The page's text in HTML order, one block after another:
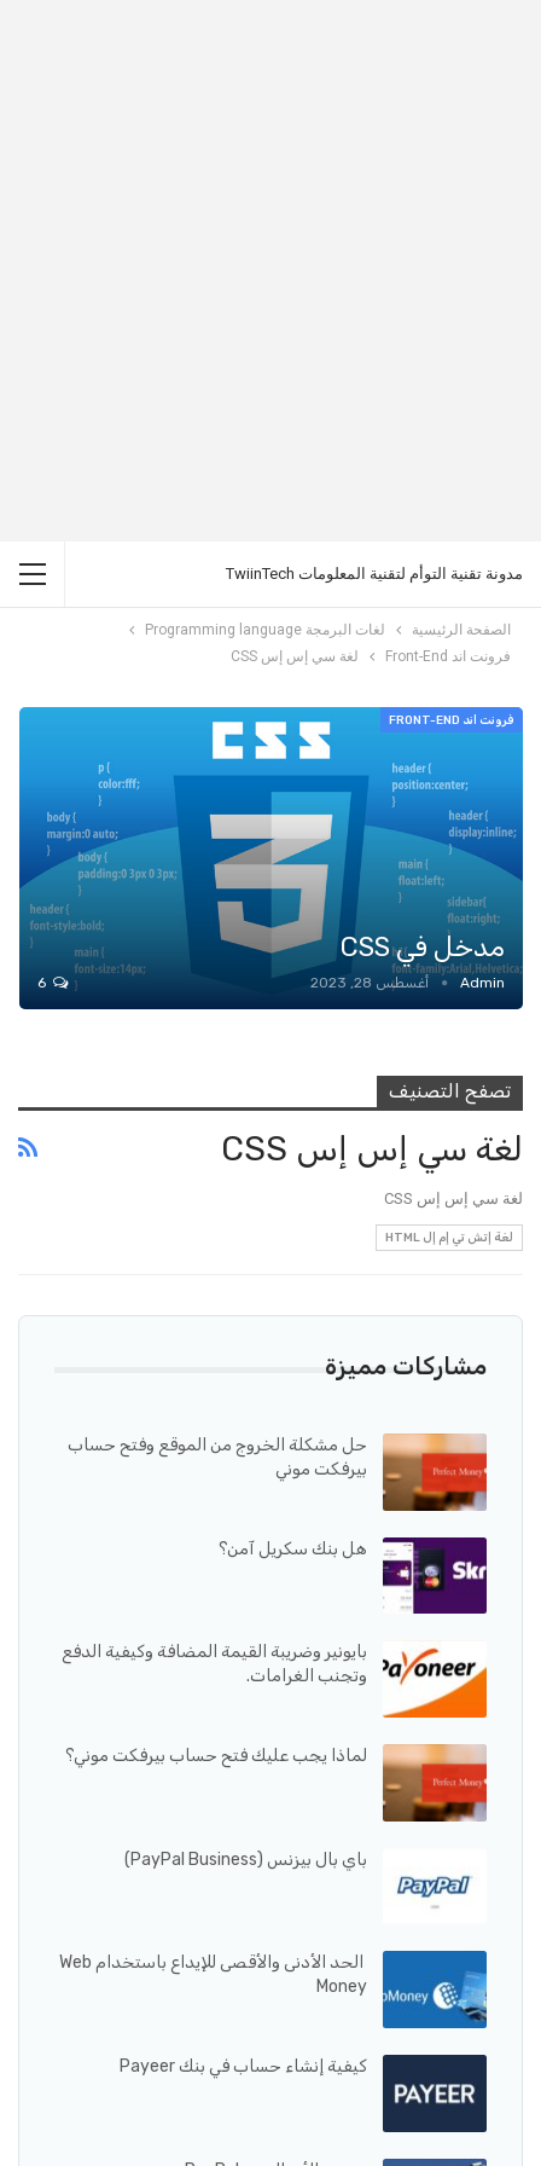
مدونة تقنية التوأم لتقنية المعلومات TwiinTech
الصفحة الرئيسية
لغات البرمجة Programming language
فرونت اند Front-End
لغة سي إس إس CSS
فرونت اند FRONT-END
مدخل في CSS
Admin أغسطس 28, 2023
تصفح التصنيف
لغة سي إس إس CSS
لغة سي إس إس CSS
لغة إتش تي إم إل HTML
مشاركات مميزة
حل مشكلة الخروج من الموقع وفتح حساب
بيرفكت موني
هل بنك سكريل آمن؟
بايونير وضريبة القيمة المضافة وكيفية الدفع
وتجنب الغرامات.
لماذا يجب عليك فتح حساب بيرفكت موني؟
باي بال بيزنس (PayPal Business)
الحد الأدنى والأقصى للإيداع باستخدام Web
Money
كيفية إنشاء حساب في بنك Payeer